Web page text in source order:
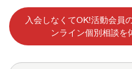
入会しなくてOK!活動会員
ンライン個別相談を